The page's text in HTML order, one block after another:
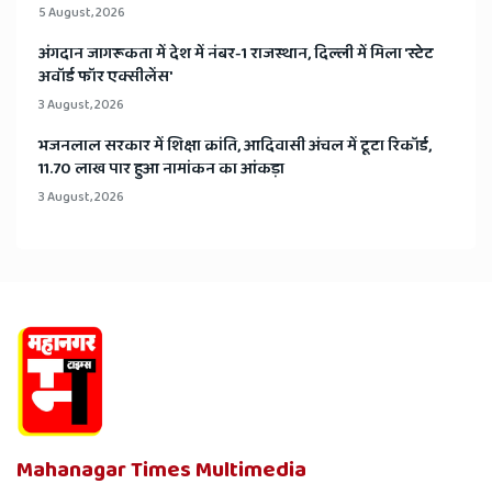
5 August, 2026
अंगदान जागरूकता में देश में नंबर-1 राजस्थान, दिल्ली में मिला 'स्टेट
अवॉर्ड फॉर एक्सीलेंस'
3 August, 2026
भजनलाल सरकार में शिक्षा क्रांति, आदिवासी अंचल में टूटा रिकॉर्ड,
11.70 लाख पार हुआ नामांकन का आंकड़ा
3 August, 2026
Mahanagar Times Multimedia